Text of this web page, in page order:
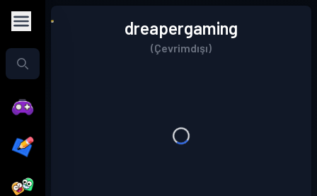
dreapergaming
(Çevrimdışı)